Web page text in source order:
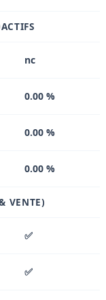
nc
0.00 %
0.00 %
0.00 %
VENTE)
✅
✅